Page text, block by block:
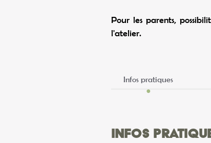
Pour les parents,
l'atelier.
Infos pratiques
Infos